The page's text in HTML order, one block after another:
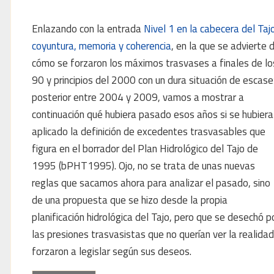
Enlazando con la entradaNivel 1 en la cabecera del
coyuntura, memoria y coherencia, en la que se advierte
cómo se forzaron los máximos trasvases a finales de
90 y principios del 2000 con un dura situación de
posterior entre 2004 y 2009, vamos a mostrar a
continuación qué hubiera pasado esos años si se hubiera
aplicado la definición de excedentes trasvasables que
figura en el borrador del Plan Hidrológico del Tajo de
1995 (bPHT1995). Ojo, no se trata de unas nuevas
reglas que sacamos ahora para analizar el pasado, sino
de una propuesta que se hizo desde la propia
planificación hidrológica del Tajo, pero que se desechó
las presiones trasvasistas que no querían ver la
forzaron a legislar según sus deseos.